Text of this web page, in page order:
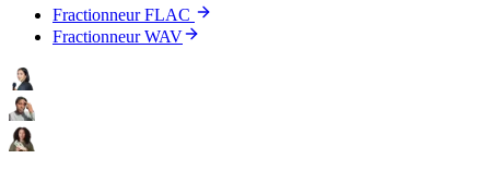
Fractionneur FLAC
Fractionneur WAV